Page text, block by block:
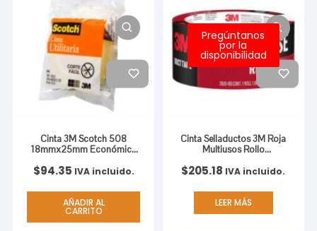
Cinta 3M Scotch 508
18mmx25mm Económica
$94.35 IVA incluido.
AÑADIR AL
CARRITO
Pregúntanos
por la
disponibilidad
Cinta Sellaductos 3M Roja
Multiusos Rollo
$205.18 IVA incluido.
LEER MÁS